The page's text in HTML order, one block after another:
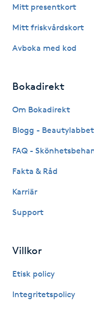
Katun fransar
Kiropraktik
Klippning
Koppningsmassage
Mitt presentkort
Mitt friskvårdskort
Avboka med kod
Bokadirekt
Om Bokadirekt
Blogg - Beautylabbet
FAQ -
Fakta & Råd
Karriär
Support
Villkor
Etisk policy
Integritetspolicy